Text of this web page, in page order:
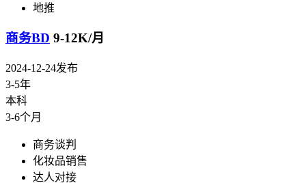
地推
商务BD 9-12K/月
2024-12-24发布
3-5年
本科
3-6个月
商务谈判
化妆品销售
达人对接